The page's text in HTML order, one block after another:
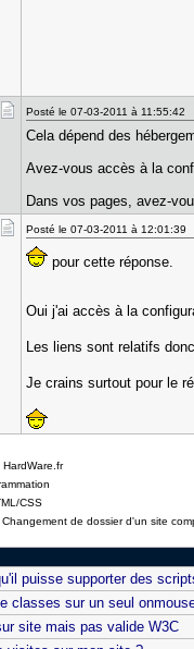
Posté le 07-03-2011 à 11:55:42
Cela dépend des
Avez-vous accès à la
Dans vos pages, avez-
Posté le 07-03-2011 à 12:01:39
pour cette réponse.
Oui j'ai accès à la
Les liens sont relatifs
Je crains surtout pour le
HardWare.fr
CSS
Changement de dossier d'un site
puisse supporter des
classes sur un seul
site mais pas valide W3C